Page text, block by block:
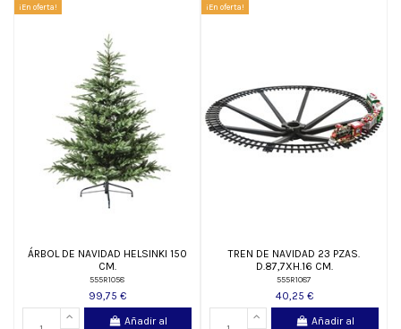
¡En oferta!
ÁRBOL DE NAVIDAD HELSINKI 150
CM.
555R1058
99,75 €
Añadir al
¡En oferta!
TREN DE NAVIDAD 23 PZAS.
D.87,7XH.16 CM.
555R1087
40,25 €
Añadir al